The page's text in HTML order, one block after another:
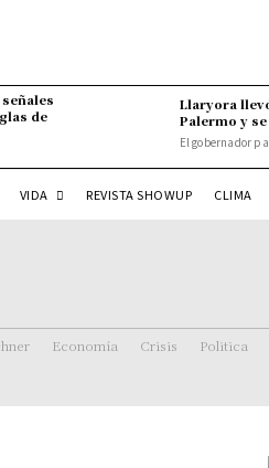
de
Llaryora
Palermo y
El gobernador
VIDA REVISTA SHOWUP CLIMA
Economía Crisis Politica